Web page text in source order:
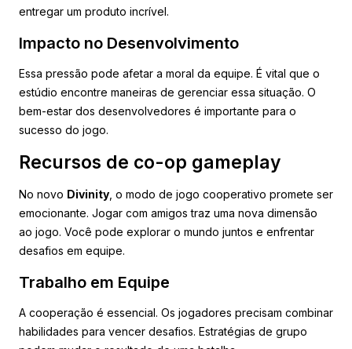
entregar um produto incrível.
Impacto no Desenvolvimento
Essa pressão pode afetar a moral da equipe. É vital que o
estúdio encontre maneiras de gerenciar essa situação. O
bem-estar dos desenvolvedores é importante para o
sucesso do jogo.
Recursos de co-op gameplay
No novo Divinity , o modo de jogo cooperativo promete ser
emocionante. Jogar com amigos traz uma nova dimensão
ao jogo. Você pode explorar o mundo juntos e enfrentar
desafios em equipe.
Trabalho em Equipe
A cooperação é essencial. Os jogadores precisam combinar
habilidades para vencer desafios. Estratégias de grupo